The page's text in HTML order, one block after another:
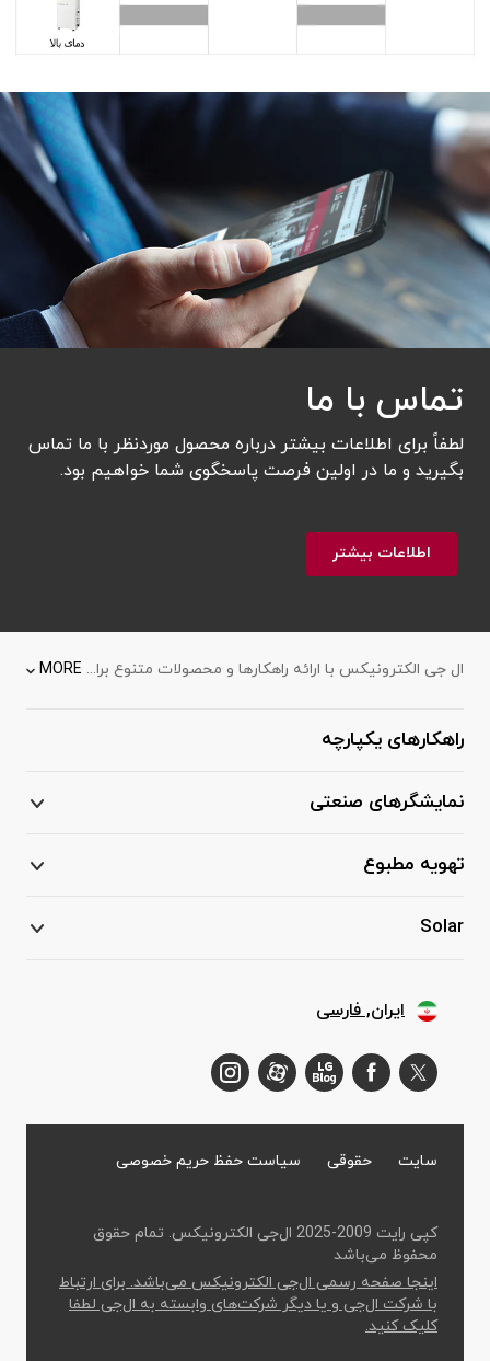
تماس با ما
لطفاً برای اطلاعات بیشتر درباره محصول موردنظر با ما تماس
بگیرید و ما در اولین فرصت پاسخگوی شما خواهیم بود.
اطلاعات بیشتر
ال جی الکترونیکس با ارائه راهکارها و محصولات متنوع برای هتل ها، رستوران ها، ادارات، فروشگاه ها و سایر کسب کارها سعی در ایجاد محیطی امن، راحت و زیبا دارد. زندگی امروز فراتر از داشتن آخرین مدل دستگاه‌های الکترونیکی است، زندگی تجربه‌ای‌ است از لمس فناوری‌ها در زمینه‌های گوناگون است. کیت گرمایی تامین آب داغ ساختمان با مولتی وی Hydro kit با امکاناتی شگفت انگیز جزئی از محصولات مرتبط با تهویه مطبوع از طریق سیستم های تولید آب گرم محسوب می شود. ال جی الکترونیکس محصولات خود را به گونه‌ای طراحی می‌کند تا با در نظر داشتن اصل مصرف بهینه انرژی بیشترین بازدهی، و همچنین در تعامل با محیط پیرامون کمترین تاثیر منفی را به همراه داشته باشد. ال جی ایران خود را متعهد می‌داند تا با بکار‌گیری آخرین فناوری‌های روز دنیا و جدیدترین امکانات، زندگی‌ راحتی را برای مشتریان خود به ارمغان آورد تا لحظات ناب را در آغوش بکشند. MORE
راهکارهای یکپارچه
نمایشگرهای صنعتی
تهویه مطبوع
Solar
ایران, فارسی
سایت حقوقی سیاست حفظ حریم خصوصی
کپی رایت 2009-2025 ال‌جی الکترونیکس. تمام حقوق
محفوظ می‌باشد
اینجا صفحه رسمی ال‌جی الکترونیکس می‌باشد. برای ارتباط
با شرکت ال‌جی و یا دیگر شرکت‌های وابسته به ال‌جی لطفا
کلیک کنید.